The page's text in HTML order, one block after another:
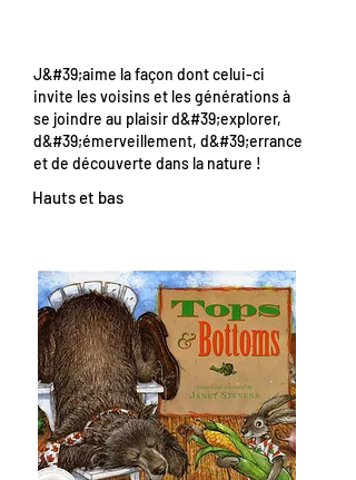
J&#39;aime la façon dont celui-ci
invite les voisins et les générations à
se joindre au plaisir d&#39;explorer,
d&#39;émerveillement, d&#39;errance
et de découverte dans la nature !
Hauts et bas